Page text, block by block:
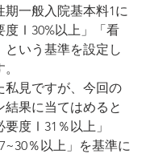
期一般入院基本料1に
度Ⅰ30%以上」「看
いう基準を設定し
見ですが、今回の
結果に当てはめると
度Ⅰ31％以上」
％以上」を基準に